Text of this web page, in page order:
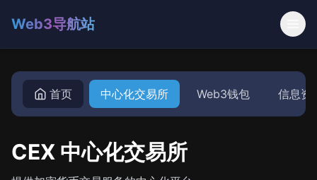
Web3导航站
首页 中心化交易所 Web3钱包 信息资
CEX 中心化交易所